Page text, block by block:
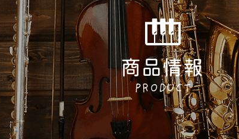
コースを選ぶ レッスン
ピアノ 電子ピアノ
オルガン
キーボー
防音・調音 各種楽器
ピアノ調律・修理 管楽器修理・メ
楽器レンタル 教室レン
豊橋店
商品情報
PRODUCT